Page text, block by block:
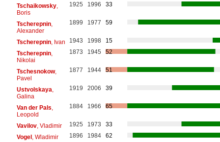
Tschaikowsky,
Boris
1925 1996 33
Tscherepnin,
Alexander
1899 1977 59
Tscherepnin, Ivan 1943 1998
15
Tscherepnin,
Nikolai
1873 1945 52
Tschesnokow,
Pavel
1877 1944 51
Ustvolskaya
Galina
1919 2006 39
Van der Pals
Leopold
1884 1966 65
Vavilov, Vladimir 1925 1973
33
Vogel, Wladimir 1896 1984
62